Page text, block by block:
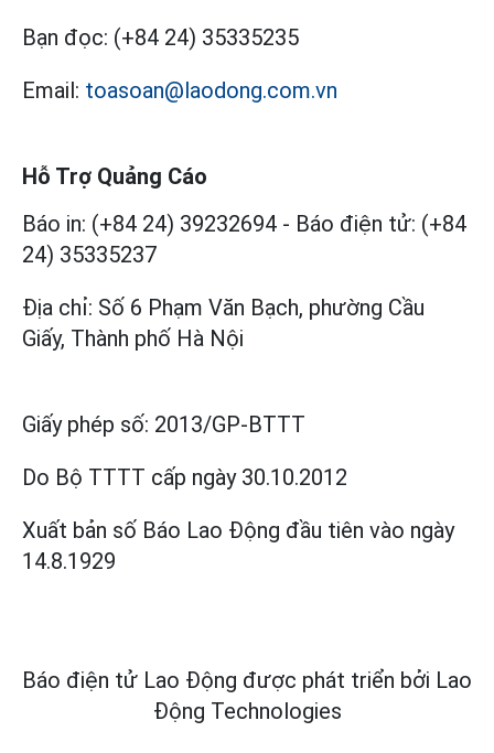
Bạn đọc: (+84 24) 35335235
Email: toasoan@laodong.com.vn
Hỗ Trợ Quảng Cáo
Báo in: (+84 24) 39232694 - Báo điện tử: (+84
24) 35335237
Địa chỉ: Số 6 Phạm Văn Bạch, phường Cầu
Giấy, Thành phố Hà Nội
Giấy phép số: 2013/GP-BTTT
Do Bộ TTTT cấp ngày 30.10.2012
Xuất bản số Báo Lao Động đầu tiên vào ngày
14.8.1929
Báo điện tử Lao Động được phát triển bởi Lao
Động Technologies